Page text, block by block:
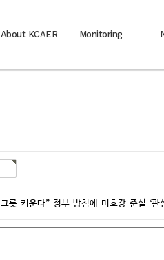
About KCAER Monitoring